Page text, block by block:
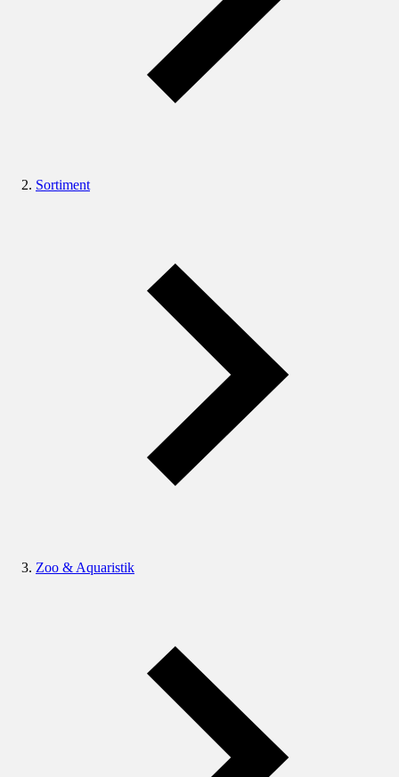
Sortiment
Zoo & Aquaristik